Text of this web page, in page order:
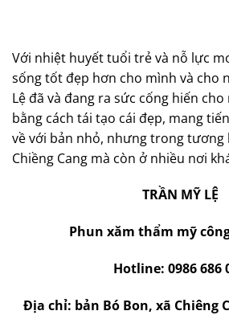
Với nhiệt huyết tuổi trẻ và nỗ lực
sống tốt đẹp hơn cho mình và cho
Lệ đã và đang ra sức cống hiến
bằng cách tái tạo cái đẹp, mang
về với bản nhỏ, nhưng trong tương
Chiềng Cang mà còn ở nhiều nơi
TRẦN MỸ LỆ
Phun xăm thẩm mỹ
Hotline: 0986 686
Địa chỉ: bản Bó Bon, xã Chiêng